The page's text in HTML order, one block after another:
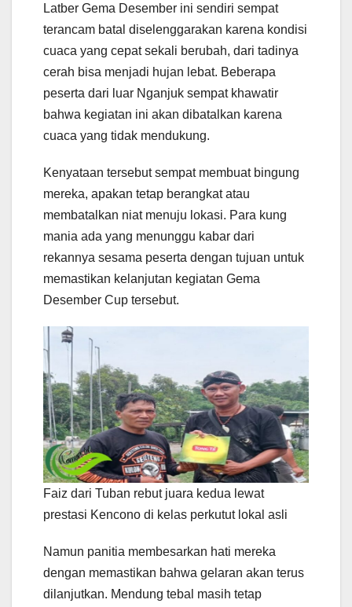
Latber Gema Desember ini sendiri sempat
terancam batal diselenggarakan karena kondisi
cuaca yang cepat sekali berubah, dari tadinya
cerah bisa menjadi hujan lebat. Beberapa
peserta dari luar Nganjuk sempat khawatir
bahwa kegiatan ini akan dibatalkan karena
cuaca yang tidak mendukung.
Kenyataan tersebut sempat membuat bingung
mereka, apakan tetap berangkat atau
membatalkan niat menuju lokasi. Para kung
mania ada yang menunggu kabar dari
rekannya sesama peserta dengan tujuan untuk
memastikan kelanjutan kegiatan Gema
Desember Cup tersebut.
Faiz dari Tuban rebut juara kedua lewat
prestasi Kencono di kelas perkutut lokal asli
Namun panitia membesarkan hati mereka
dengan memastikan bahwa gelaran akan terus
dilanjutkan. Mendung tebal masih tetap